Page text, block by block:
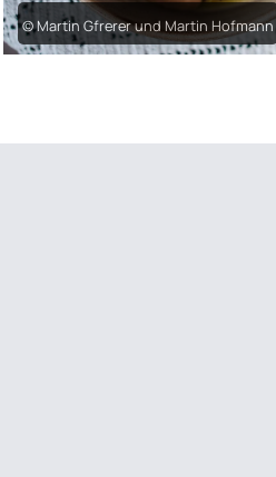
© Martin Gfrerer und Martin Hofmann